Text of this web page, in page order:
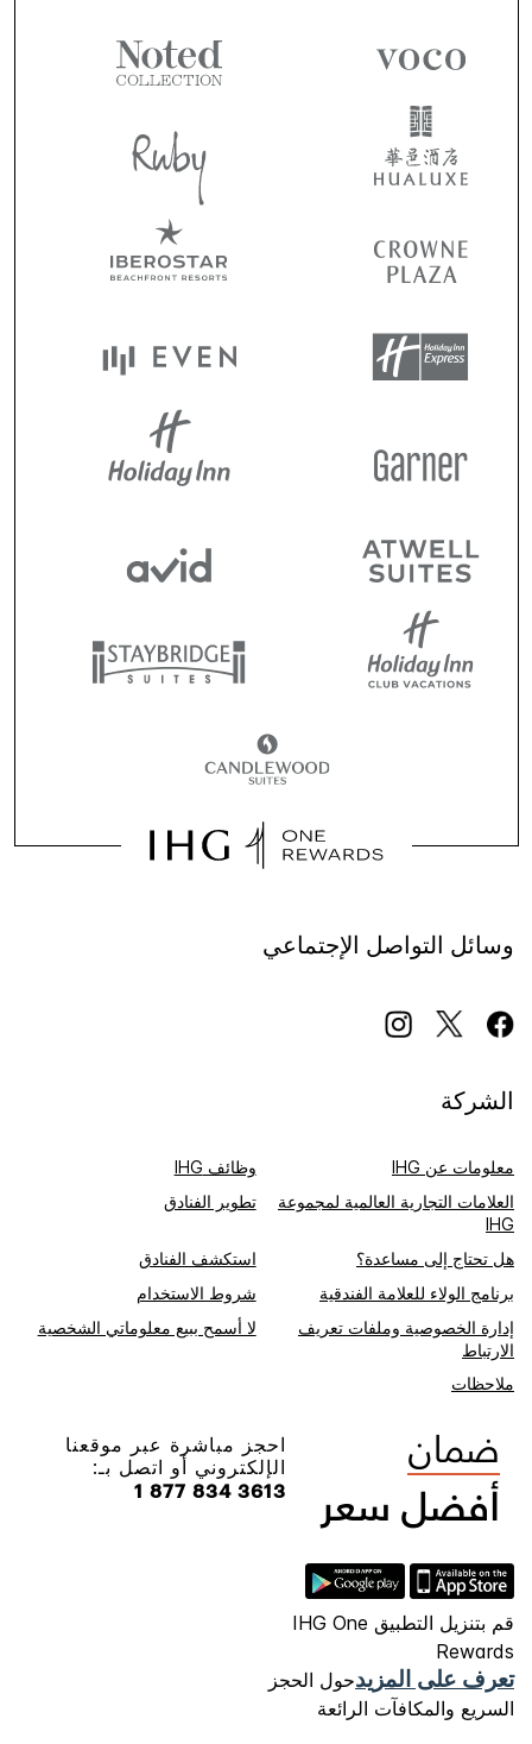
وسائل التواصل الإجتماعي
الشركة
معلومات عن IHG
وظائف IHG
العلامات التجارية العالمية لمجموعة
IHG
تطوير الفنادق
هل تحتاج إلى مساعدة؟
استكشف الفنادق
برنامج الولاء للعلامة الفندقية
شروط الاستخدام
إدارة الخصوصية وملفات تعريف
الارتباط
لا أسمح ببيع معلوماتي الشخصية
ملاحظات
احجز مباشرة عبر موقعنا
الإلكتروني أو اتصل بـ:
1 877 834 3613
قم بتنزيل التطبيق IHG One
Rewards
تعرف على المزيدحول الحجز
السريع والمكافآت الرائعة